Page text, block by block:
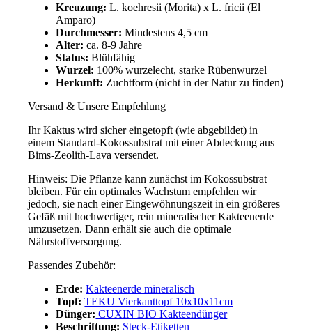
Kreuzung: L. koehresii (Morita) x L. fricii (El
Amparo)
Durchmesser: Mindestens 4,5 cm
Alter: ca. 8-9 Jahre
Status: Blühfähig
Wurzel: 100% wurzelecht, starke Rübenwurzel
Herkunft: Zuchtform (nicht in der Natur zu finden)
Versand & Unsere Empfehlung
Ihr Kaktus wird sicher eingetopft (wie abgebildet) in
einem Standard-Kokossubstrat mit einer Abdeckung aus
Bims-Zeolith-Lava versendet.
Hinweis: Die Pflanze kann zunächst im Kokossubstrat
bleiben. Für ein optimales Wachstum empfehlen wir
jedoch, sie nach einer Eingewöhnungszeit in ein größeres
Gefäß mit hochwertiger, rein mineralischer Kakteenerde
umzusetzen. Dann erhält sie auch die optimale
Nährstoffversorgung.
Passendes Zubehör:
Erde: Kakteenerde mineralisch
Topf: TEKU Vierkanttopf 10x10x11cm
Dünger: CUXIN BIO Kakteendünger
Beschriftung: Steck-Etiketten